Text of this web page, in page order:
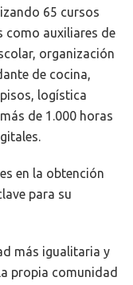
65 cursos
como auxiliares de
organización
de cocina,
logística
de 1.000 horas
en la obtención
para su
más igualitaria y
propia comunidad